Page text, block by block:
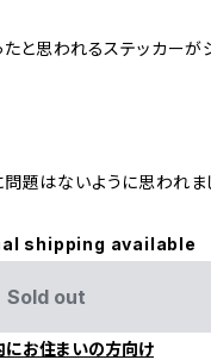
と思われるステッカーが
題はないように思われま
shipping available
Sold out
にお住まいの方向け